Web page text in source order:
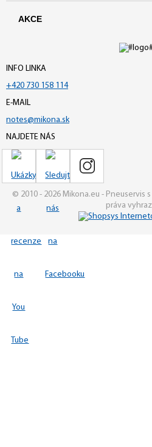
AKCE
INFO LINKA
+420 730 158 114
E-MAIL
notes@mikona.sk
NAJDETE NÁS
© 2010 - 2026 Mikona.eu - Pneuservis
práva